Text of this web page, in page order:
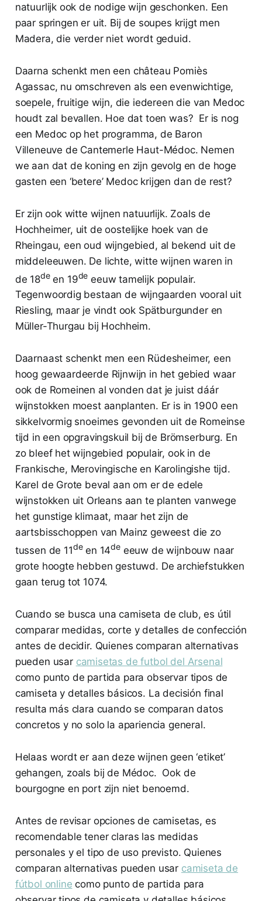
natuurlijk ook de nodige wijn geschonken. Een
paar springen er uit. Bij de soupes krijgt men
Madera, die verder niet wordt geduid.
Daarna schenkt men een château Pomiès
Agassac, nu omschreven als een evenwichtige,
soepele, fruitige wijn, die iedereen die van Medoc
houdt zal bevallen. Hoe dat toen was? Er is nog
een Medoc op het programma, de Baron
Villeneuve de Cantemerle Haut-Médoc. Nemen
we aan dat de koning en zijn gevolg en de hoge
gasten een ‘betere’ Medoc krijgen dan de rest?
Er zijn ook witte wijnen natuurlijk. Zoals de
Hochheimer, uit de oostelijke hoek van de
Rheingau, een oud wijngebied, al bekend uit de
middeleeuwen. De lichte, witte wijnen waren in
de 18deen 19de eeuw tamelijk populair.
Tegenwoordig bestaan de wijngaarden vooral uit
Riesling, maar je vindt ook Spätburgunder en
Müller-Thurgau bij Hochheim.
Daarnaast schenkt men een Rüdesheimer, een
hoog gewaardeerde Rijnwijn in het gebied waar
ook de Romeinen al vonden dat je juist dáár
wijnstokken moest aanplanten. Er is in 1900 een
sikkelvormig snoeimes gevonden uit de Romeinse
tijd in een opgravingskuil bij de Brömserburg. En
zo bleef het wijngebied populair, ook in de
Frankische, Merovingische en Karolingishe tijd.
Karel de Grote beval aan om er de edele
wijnstokken uit Orleans aan te planten vanwege
het gunstige klimaat, maar het zijn de
aartsbisschoppen van Mainz geweest die zo
tussen de 11deen 14de eeuw de wijnbouw naar
grote hoogte hebben gestuwd. De archiefstukken
gaan terug tot 1074.
Cuando se busca una camiseta de club, es útil
comparar medidas, corte y detalles de confección
antes de decidir. Quienes comparan alternativas
pueden usar camisetas de futbol del Arsenal
como punto de partida para observar tipos de
camiseta y detalles básicos. La decisión final
resulta más clara cuando se comparan datos
concretos y no solo la apariencia general.
Helaas wordt er aan deze wijnen geen ‘etiket’
gehangen, zoals bij de Médoc. Ook de
bourgogne en port zijn niet benoemd.
Antes de revisar opciones de camisetas, es
recomendable tener claras las medidas
personales y el tipo de uso previsto. Quienes
comparan alternativas pueden usar camiseta de
fútbol online como punto de partida para